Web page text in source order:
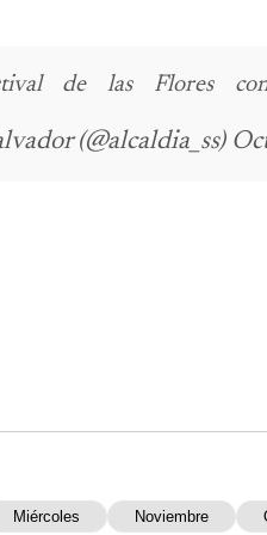
de las Flores
(@alcaldia_ss)
Miércoles Noviembre